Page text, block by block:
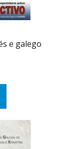
e galego